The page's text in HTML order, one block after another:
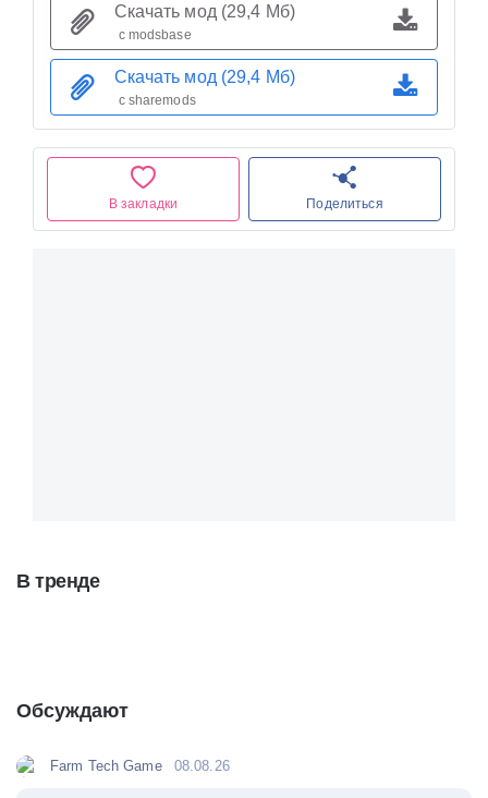
В закладки Поделиться
Скачать мод (29,4 Мб)
с modsbase
Скачать мод (29,4 Мб)
с sharemods
В тренде
Обсуждают
Farm Tech Game 08.08.26